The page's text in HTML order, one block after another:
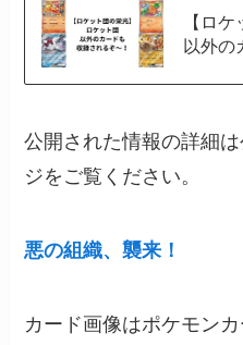
【ロ
以外の
公開された情報の詳細
ジをご覧ください。
悪の組織、襲来！
カード画像はポケモン